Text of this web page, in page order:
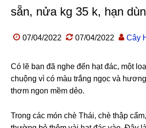
sẵn, nửa kg 35 k, hạn
07/04/2022 07/04/2022 Cây
Có lẽ bạn đã nghe đến hạt đác, một
chuộng vì có màu trắng ngọc và
thơm ngon mềm dẻo.
Trong các món chè Thái, chè thập